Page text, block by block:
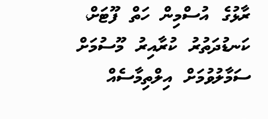
ރާޅުގެ އުސްމިން ހަތް ފޫޓަށް،
ކަނޑުދަތުރު ކުރާއިރު މޫސުމަށް
ސަމާލުވުމަށް އިލްތިމާސެއް